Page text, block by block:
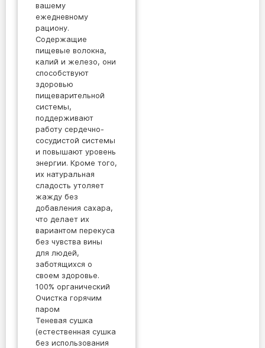
вашему
ежедневному
рациону.
Содержащие
пищевые волокна,
калий и железо, они
способствуют
здоровью
пищеварительной
системы,
поддерживают
работу сердечно-
сосудистой системы
и повышают уровень
энергии. Кроме того,
их натуральная
сладость утоляет
жажду без
добавления сахара,
что делает их
вариантом перекуса
без чувства вины
для людей,
заботящихся о
своем здоровье.
100% органический
Очистка горячим
паром
Теневая сушка
(естественная сушка
без использования